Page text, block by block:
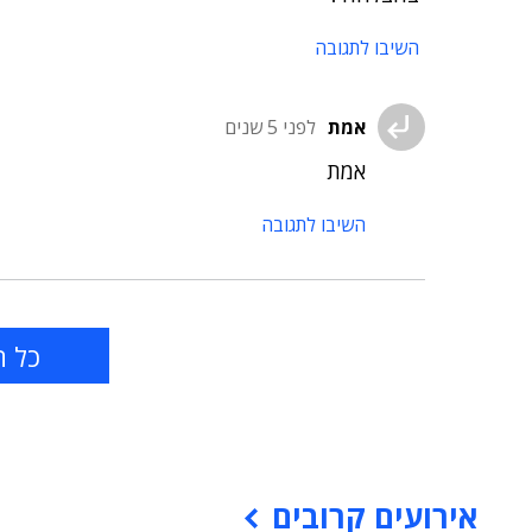
השיבו לתגובה
אמת לפני 5 שנים
אמת
השיבו לתגובה
כל
אירועים קרובים